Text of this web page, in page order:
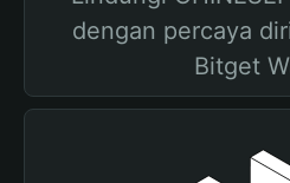
dengan percaya
Bitget